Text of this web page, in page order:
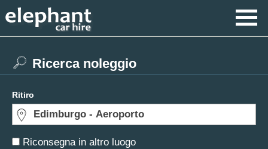
Riconsegna in altro luogo
Ricerca noleggio
Ritiro